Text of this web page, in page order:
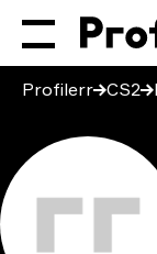
Profilerr CS2